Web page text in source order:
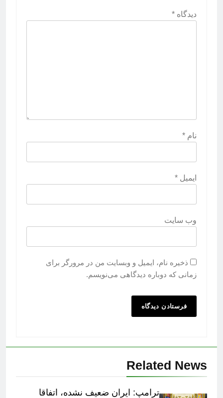
دیدگاه *
نام *
ایمیل *
وب‌ سایت
ذخیره نام، ایمیل و وبسایت من در مرورگر برای
زمانی که دوباره دیدگاهی می‌نویسم.
Related News
ترامپ: ایران ضعیف نشده، اتفاقا